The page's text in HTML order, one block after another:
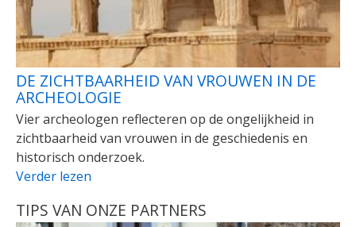
DE ZICHTBAARHEID VAN VROUWEN IN DE
ARCHEOLOGIE
Vier archeologen reflecteren op de ongelijkheid in
zichtbaarheid van vrouwen in de geschiedenis en
historisch onderzoek.
Verder lezen
TIPS VAN ONZE PARTNERS